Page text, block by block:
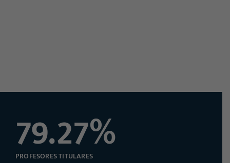
79.27%
PROFESORES TITULARES